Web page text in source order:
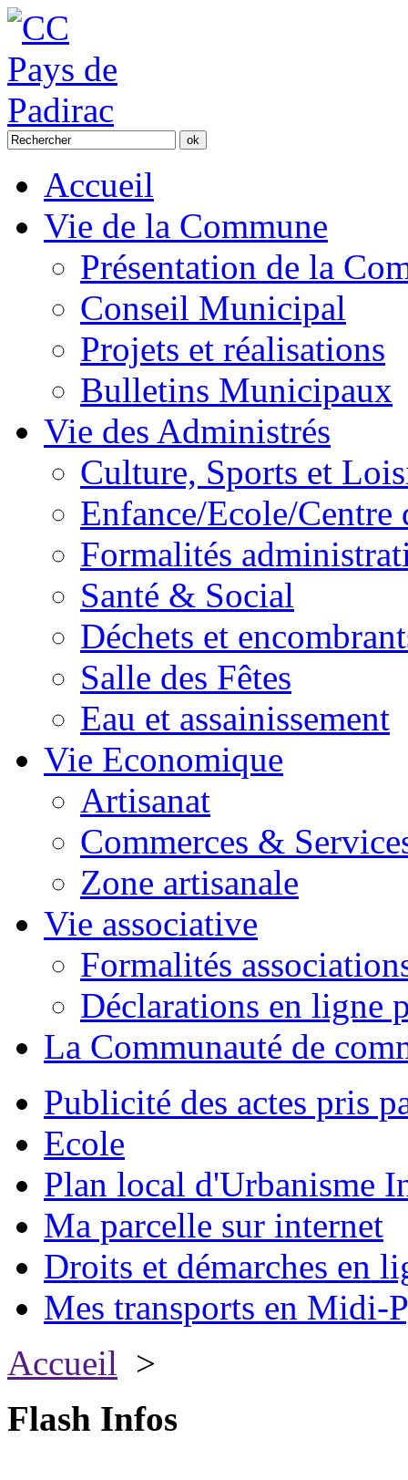
Accueil
Vie de la Commune
Présentation de la
Conseil Municipal
Projets et réalisations
Bulletins Municipaux
Vie des Administrés
Culture, Sports et
Enfance/Ecole/Centre
Formalités
Santé & Social
Déchets et
Salle des Fêtes
Eau et assainissement
Vie Economique
Artisanat
Commerces &
Zone artisanale
Vie associative
Formalités
Déclarations en ligne
La Communauté de
Publicité des actes pris
Ecole
Plan local d'Urbanisme
Ma parcelle sur internet
Droits et démarches en
Mes transports en Midi-
Accueil >
Flash Infos